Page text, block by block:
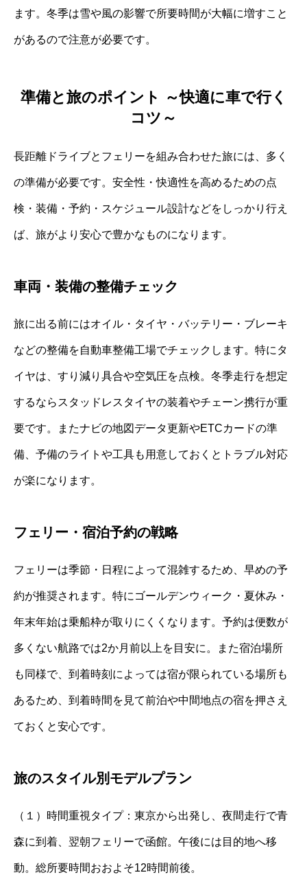
ます。冬季は雪や風の影響で所要時間が大幅に増すこと
があるので注意が必要です。
準備と旅のポイント ～快適に車で行く
コツ～
長距離ドライブとフェリーを組み合わせた旅には、多く
の準備が必要です。安全性・快適性を高めるための点
検・装備・予約・スケジュール設計などをしっかり行え
ば、旅がより安心で豊かなものになります。
車両・装備の整備チェック
旅に出る前にはオイル・タイヤ・バッテリー・ブレーキ
などの整備を自動車整備工場でチェックします。特にタ
イヤは、すり減り具合や空気圧を点検。冬季走行を想定
するならスタッドレスタイヤの装着やチェーン携行が重
要です。またナビの地図データ更新やETCカードの準
備、予備のライトや工具も用意しておくとトラブル対応
が楽になります。
フェリー・宿泊予約の戦略
フェリーは季節・日程によって混雑するため、早めの予
約が推奨されます。特にゴールデンウィーク・夏休み・
年末年始は乗船枠が取りにくくなります。予約は便数が
多くない航路では2か月前以上を目安に。また宿泊場所
も同様で、到着時刻によっては宿が限られている場所も
あるため、到着時間を見て前泊や中間地点の宿を押さえ
ておくと安心です。
旅のスタイル別モデルプラン
（１）時間重視タイプ：東京から出発し、夜間走行で青
森に到着、翌朝フェリーで函館。午後には目的地へ移
動。総所要時間おおよそ12時間前後。